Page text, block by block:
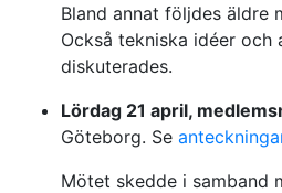
Bland annat följdes äldre
Också tekniska idéer och
diskuterades.
Lördag 21 april,
Göteborg. Se
Mötet skedde i samband